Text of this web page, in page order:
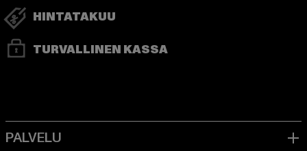
HINTATAKUU
TURVALLINEN KASSA